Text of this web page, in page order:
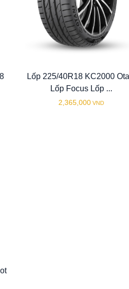
Lốp 225/40R18 KC2000
Lốp Focus Lốp ...
2,365,000 VND